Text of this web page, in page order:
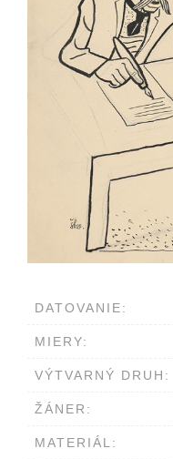
DATOVANIE:
MIERY:
VÝTVARNÝ DRUH:
ŽÁNER:
MATERIÁL: